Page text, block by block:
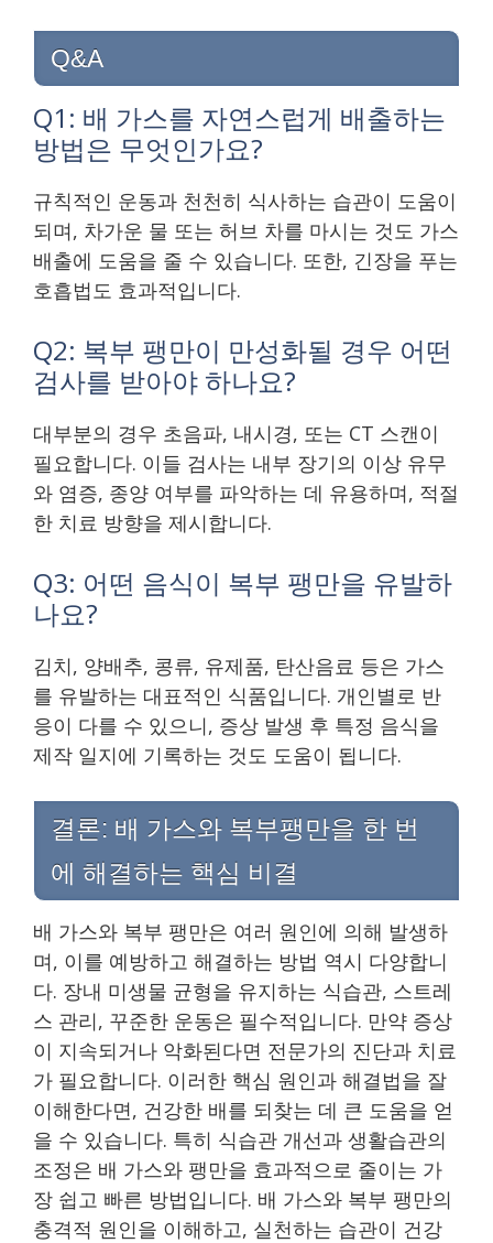
Q&A
Q1: 배 가스를 자연스럽게 배출하는
방법은 무엇인가요?
규칙적인 운동과 천천히 식사하는 습관이 도움이
되며, 차가운 물 또는 허브 차를 마시는 것도 가스
배출에 도움을 줄 수 있습니다. 또한, 긴장을 푸는
호흡법도 효과적입니다.
Q2: 복부 팽만이 만성화될 경우 어떤
검사를 받아야 하나요?
대부분의 경우 초음파, 내시경, 또는 CT 스캔이
필요합니다. 이들 검사는 내부 장기의 이상 유무
와 염증, 종양 여부를 파악하는 데 유용하며, 적절
한 치료 방향을 제시합니다.
Q3: 어떤 음식이 복부 팽만을 유발하
나요?
김치, 양배추, 콩류, 유제품, 탄산음료 등은 가스
를 유발하는 대표적인 식품입니다. 개인별로 반
응이 다를 수 있으니, 증상 발생 후 특정 음식을
제작 일지에 기록하는 것도 도움이 됩니다.
결론: 배 가스와 복부팽만을 한 번
에 해결하는 핵심 비결
배 가스와 복부 팽만은 여러 원인에 의해 발생하
며, 이를 예방하고 해결하는 방법 역시 다양합니
다. 장내 미생물 균형을 유지하는 식습관, 스트레
스 관리, 꾸준한 운동은 필수적입니다. 만약 증상
이 지속되거나 악화된다면 전문가의 진단과 치료
가 필요합니다. 이러한 핵심 원인과 해결법을 잘
이해한다면, 건강한 배를 되찾는 데 큰 도움을 얻
을 수 있습니다. 특히 식습관 개선과 생활습관의
조정은 배 가스와 팽만을 효과적으로 줄이는 가
장 쉽고 빠른 방법입니다. 배 가스와 복부 팽만의
충격적 원인을 이해하고, 실천하는 습관이 건강